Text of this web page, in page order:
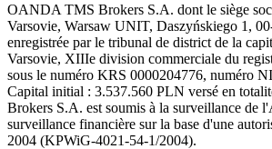
OANDA TMS Brokers S.A. dont le siège
Varsovie, Warsaw UNIT, Daszyńskiego 1,
enregistrée par le tribunal de district de la
Varsovie, XIIIe division commerciale du
sous le numéro KRS 0000204776, numéro
Capital initial : 3.537.560 PLN versé en
Brokers S.A. est soumis à la surveillance de
surveillance financière sur la base d'une
2004 (KPWiG-4021-54-1/2004).